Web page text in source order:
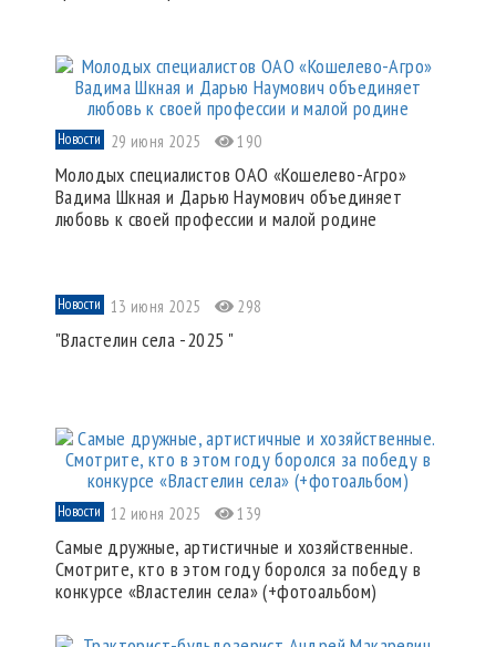
Новости 29 июня 2025 190
Молодых специалистов ОАО «Кошелево-Агро»
Вадима Шкная и Дарью Наумович объединяет
любовь к своей профессии и малой родине
Новости 13 июня 2025 298
"Властелин села -2025 "
Новости 12 июня 2025 139
Самые дружные, артистичные и хозяйственные.
Смотрите, кто в этом году боролся за победу в
конкурсе «Властелин села» (+фотоальбом)